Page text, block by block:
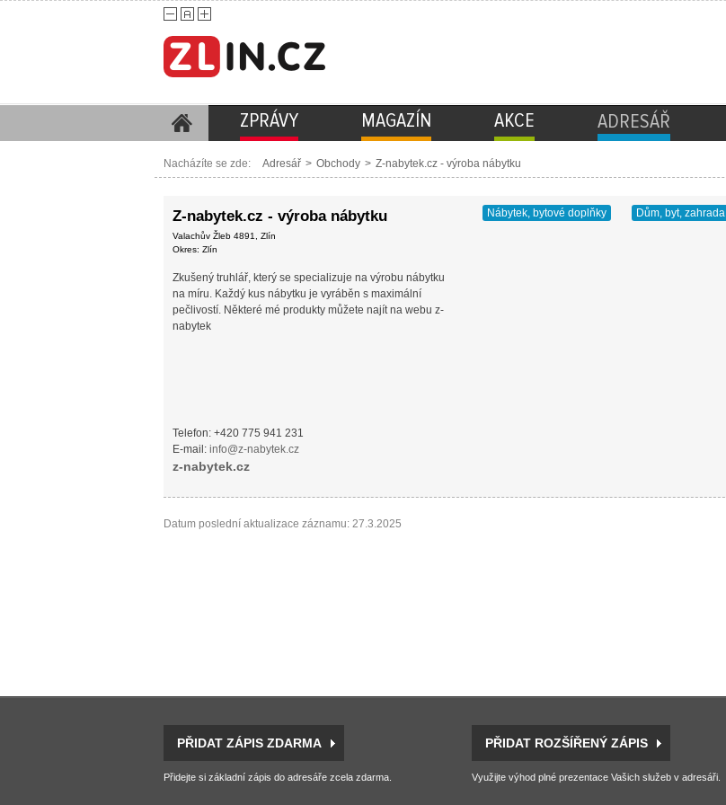
ZPRÁVY MAGAZÍN AKCE ADRESÁŘ
Nacházíte se zde: Adresář > Obchody > Z-nabytek.cz - výroba nábytku
Z-nabytek.cz - výroba nábytku
Valachův Žleb 4891, Zlín
Okres: Zlín
Nábytek, bytové doplňky Dům, byt, zahrada
Zkušený truhlář, který se specializuje na výrobu nábytku
na míru. Každý kus nábytku je vyráběn s maximální
pečlivostí. Některé mé produkty můžete najít na webu z-
nabytek
Telefon: +420 775 941 231
E-mail: info@z-nabytek.cz
z-nabytek.cz
Datum poslední aktualizace záznamu: 27.3.2025
PŘIDAT ZÁPIS ZDARMA
Přidejte si základní zápis do adresáře zcela zdarma.
PŘIDAT ROZŠÍŘENÝ ZÁPIS
Využijte výhod plné prezentace Vašich služeb v adresáři.